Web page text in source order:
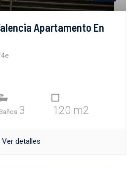
Apartamento En
Baños 3 120 m2
Ver detalles